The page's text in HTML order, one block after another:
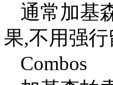
通常加基
果,不用强
Combos